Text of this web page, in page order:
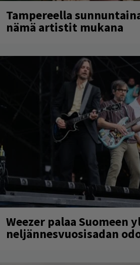
Tampereella
nämä artistit mukana
Weezer palaa Suomeen
neljännesvuosisadan